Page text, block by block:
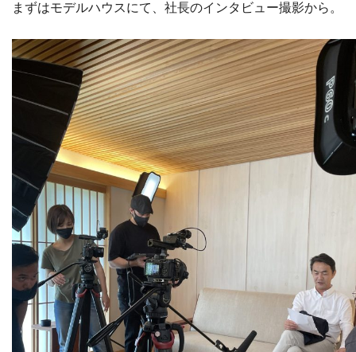
まずはモデルハウスにて、社長のインタビュー撮影から。